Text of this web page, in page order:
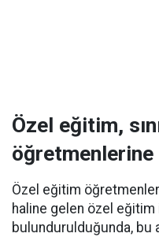
Özel eğitim,
öğretmenlerine
Özel eğitim
haline gelen özel eğitim
bulundurulduğunda, bu